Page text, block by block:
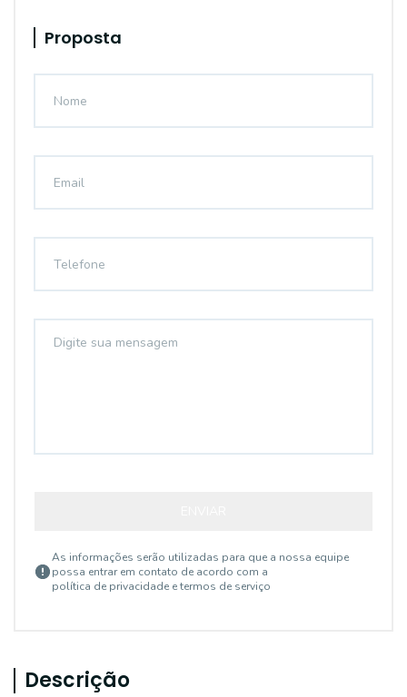
Proposta
As informações serão utilizadas para que a nossa equipe
possa entrar em contato de acordo com a
política de privacidade e termos de serviço
Descrição